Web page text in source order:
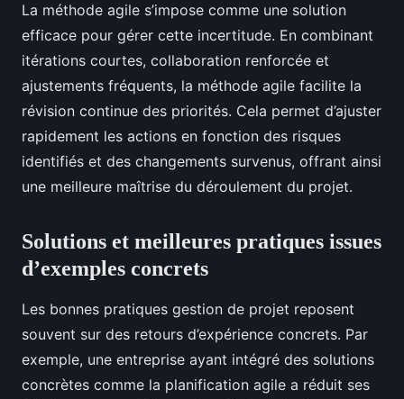
La méthode agile s’impose comme une solution
efficace pour gérer cette incertitude. En combinant
itérations courtes, collaboration renforcée et
ajustements fréquents, la méthode agile facilite la
révision continue des priorités. Cela permet d’ajuster
rapidement les actions en fonction des risques
identifiés et des changements survenus, offrant ainsi
une meilleure maîtrise du déroulement du projet.
Solutions et meilleures pratiques issues
d’exemples concrets
Les bonnes pratiques gestion de projet reposent
souvent sur des retours d’expérience concrets. Par
exemple, une entreprise ayant intégré des solutions
concrètes comme la planification agile a réduit ses